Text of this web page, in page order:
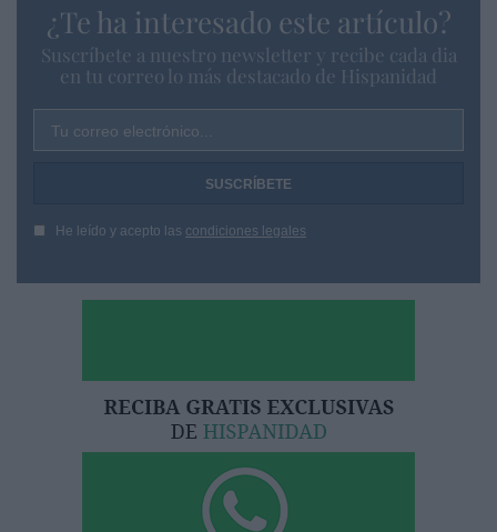
¿Te ha interesado este artículo?
Suscríbete a nuestro newsletter y recibe cada dia
en tu correo lo más destacado de Hispanidad
Tu correo electrónico...
He leído y acepto las condiciones legales